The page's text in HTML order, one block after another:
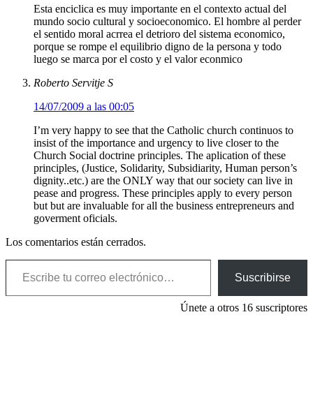
Esta enciclica es muy importante en el contexto actual del
mundo socio cultural y socioeconomico. El hombre al perder
el sentido moral acrrea el detrioro del sistema economico,
porque se rompe el equilibrio digno de la persona y todo
luego se marca por el costo y el valor econmico
Roberto Servitje S
14/07/2009 a las 00:05
I’m very happy to see that the Catholic church continuos to
insist of the importance and urgency to live closer to the
Church Social doctrine principles. The aplication of these
principles, (Justice, Solidarity, Subsidiarity, Human person’s
dignity..etc.) are the ONLY way that our society can live in
pease and progress. These principles apply to every person
but but are invaluable for all the business entrepreneurs and
goverment oficials.
Los comentarios están cerrados.
Escribe tu correo electrónico…
Suscribirse
Únete a otros 16 suscriptores